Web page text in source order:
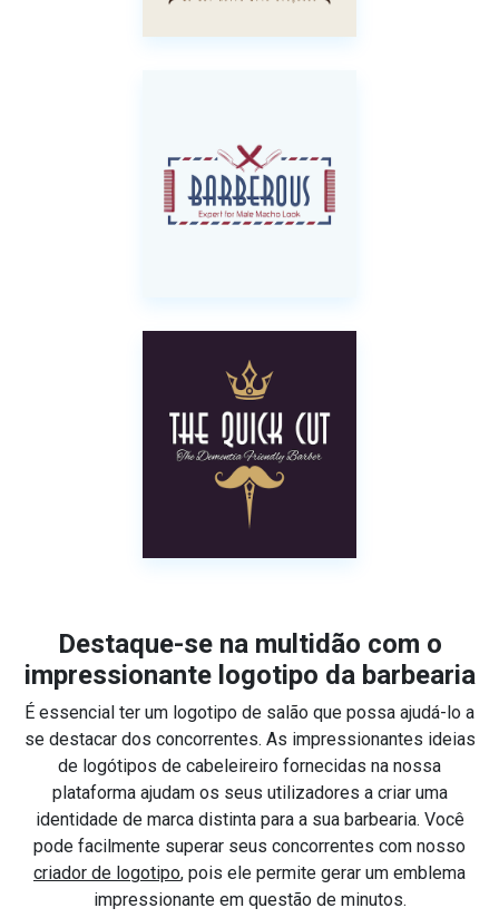
Destaque-se na multidão com o
impressionante logotipo da barbearia
É essencial ter um logotipo de salão que possa ajudá-lo a
se destacar dos concorrentes. As impressionantes ideias
de logótipos de cabeleireiro fornecidas na nossa
plataforma ajudam os seus utilizadores a criar uma
identidade de marca distinta para a sua barbearia. Você
pode facilmente superar seus concorrentes com nosso
criador de logotipo, pois ele permite gerar um emblema
impressionante em questão de minutos.